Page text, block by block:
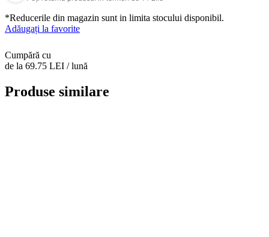
*Reducerile din magazin sunt in limita stocului disponibil.
Adăugați la favorite
Cumpără cu
de la 69.75 LEI / lună
Produse similare